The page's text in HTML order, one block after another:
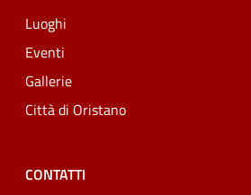
Luoghi
Eventi
Gallerie
Città di Oristano
CONTATTI